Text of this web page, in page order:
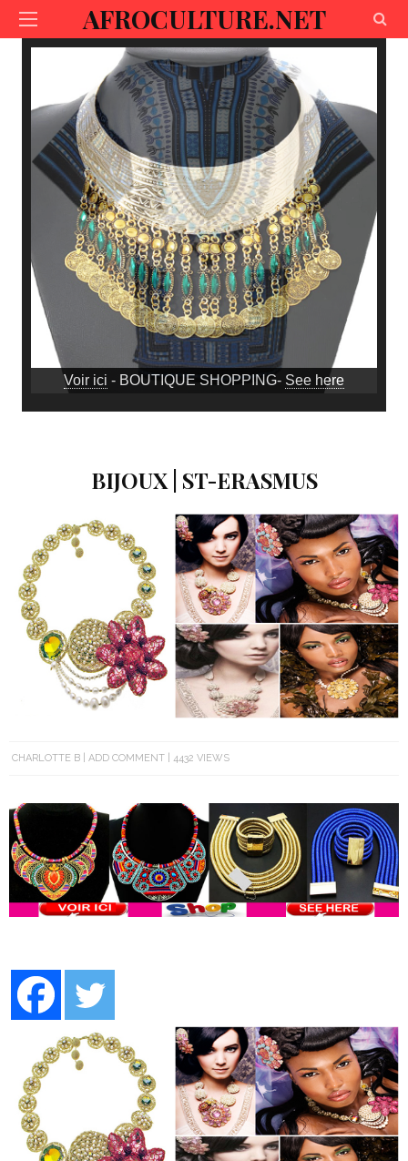
AFROCULTURE.NET
Voir ici - BOUTIQUE SHOPPING- See here
BIJOUX | ST-ERASMUS
CHARLOTTE B ADD COMMENT 4432 VIEWS